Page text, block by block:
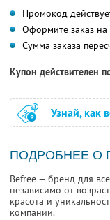
Промокод
Оформите заказ на
Сумма заказа
Купон действителен
Узнай, как
ПОДРОБНЕЕ О
Befree — бренд для
независимо от
красота и
компании.